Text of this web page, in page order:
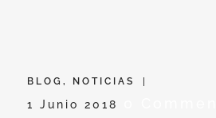
BLOG , NOTICIAS
1 Junio 2018